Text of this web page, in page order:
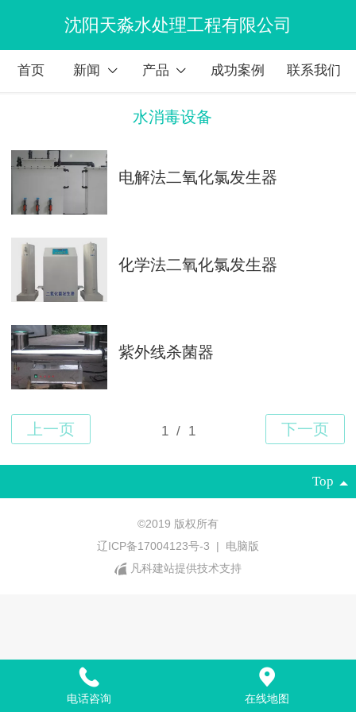
沈阳天淼水处理工程有限公司
首页 新闻 产品 成功案例 联系我们
水消毒设备
电解法二氧化氯发生器
化学法二氧化氯发生器
紫外线杀菌器
Top
©2019 版权所有
辽ICP备17004123号-3
|
电脑版
凡科建站提供技术支持
电话咨询 在线地图